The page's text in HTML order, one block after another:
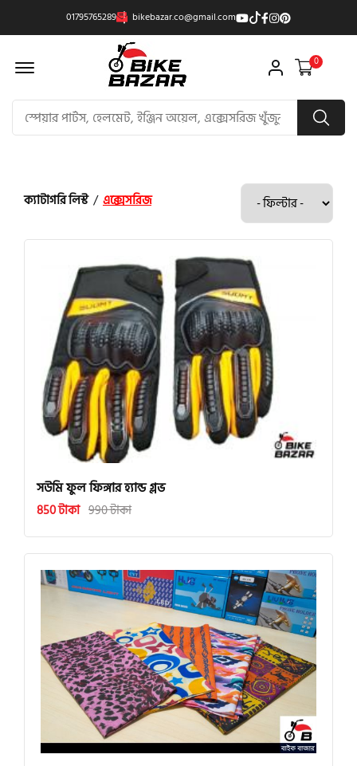
01795765289 bikebazar.co@gmail.com
Offcanvas Menu Open 0
ক্যাটাগরি লিস্ট/ এক্সেসরিজ
সউমি ফুল ফিঙ্গার হ্যান্ড গ্লভ
850 টাকা 990 টাকা